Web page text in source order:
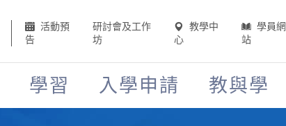
活動預
告
研討會及工作
坊
教學中
心
學員網
站
學習 入學申請 教與學